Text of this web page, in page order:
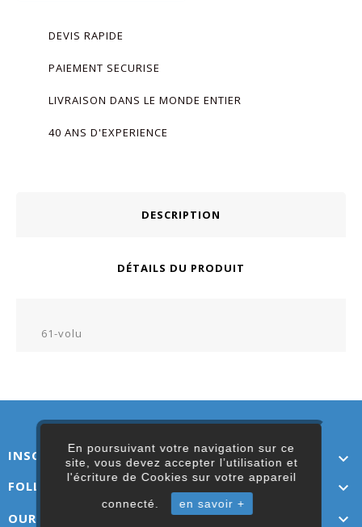
En poursuivant votre navigation sur ce
site, vous devez accepter l’utilisation et
l'écriture de Cookies sur votre appareil
connecté. en savoir +
DEVIS RAPIDE
PAIEMENT SECURISE
LIVRAISON DANS LE MONDE ENTIER
40 ANS D'EXPERIENCE
DESCRIPTION
DÉTAILS DU PRODUIT
61-volu
INSCRIVEZ-VOUS ICI 
FOLLOW US 
OUR LINKS 